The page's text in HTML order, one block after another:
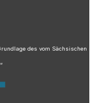
des vom Sächsischen